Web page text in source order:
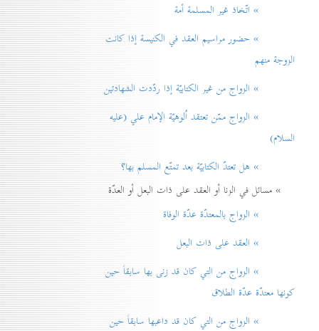
» اتّخاذ غير المسلمة أمة
» حضور مراسيم العقد في الكنيسة إذا كانت
الزوجة منهم
» الزواج من غير الكتابيّة إذا ردّدت الشهادتين
» الزواج ممّن تعتقد اُلوهيّة الإمام علي (عليه
السلام)
» هل تعتدّ الكتابيّة بعد تمتّع المسلم بها؟
» مسائل في الزنا أو العقد على ذات البعل أو العدّة
» الزواج بالمعتدّة عدّة الوفاة
» العقد على ذات البعل
» الزواج من التي كان قد زنی بها سابقاً حين
كونها معتدّة عدّة الطلاق
» الزواج من التي كان قد داعبها سابقاً حين